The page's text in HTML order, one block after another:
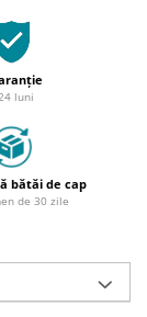
24 luni
bătăi de cap
de 30 zile